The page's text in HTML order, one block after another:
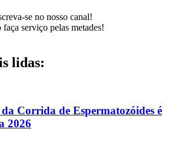
se no nosso canal!
serviço pelas metades!
lidas:
Corrida de Espermatozóides é
2026